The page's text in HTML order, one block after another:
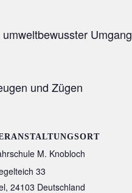
Umgang
und Zügen
M. Knobloch
33
, 24103 Deutschland